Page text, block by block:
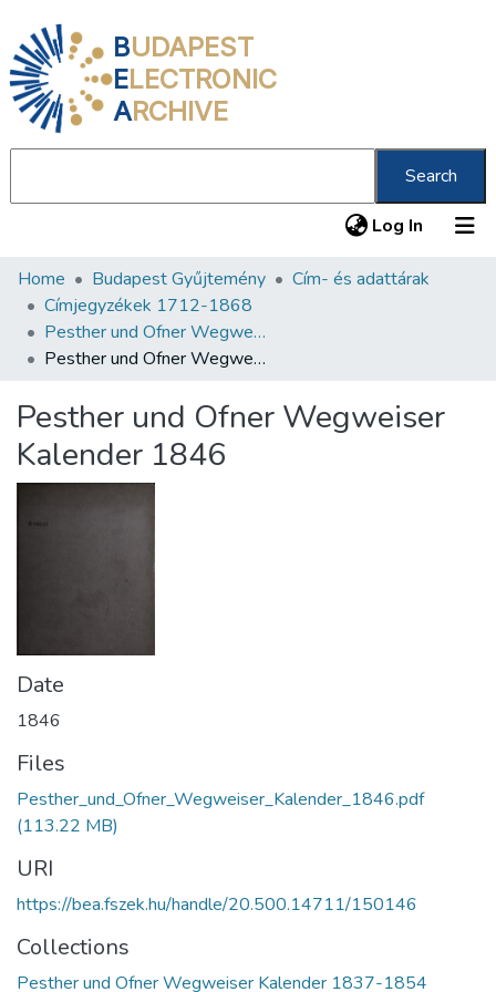
BUDAPEST
ELECTRONIC
ARCHIVE
Search
Log In (current)
Communities & Collections
All of DSpace
Statistics
About us
Home Budapest Gyűjtemény
Cím- és adattárak
Címjegyzékek 1712-1868
Pesther und Ofner Wegweiser Kalender 1837-1854
Pesther und Ofner Wegweiser Kalender 1846
Pesther und Ofner Wegweiser
Kalender 1846
Date
1846
Files
Pesther_und_Ofner_Wegweiser_Kalender_1846.pdf
(113.22 MB)
URI
https://bea.fszek.hu/handle/20.500.14711/150146
Collections
Pesther und Ofner Wegweiser Kalender 1837-1854